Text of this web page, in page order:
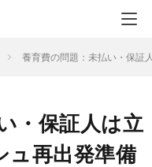
養育費の問題：未払い・保証
・保証人は立
ュ再出発準備